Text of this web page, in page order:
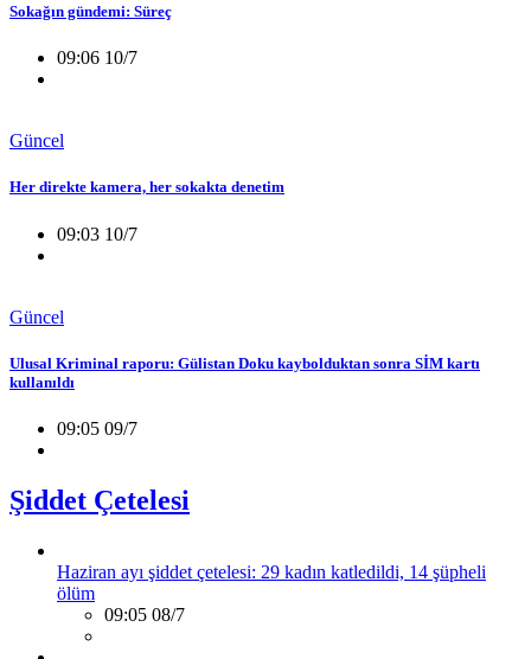
Sokağın gündemi: Süreç
09:06 10/7
Güncel
Her direkte kamera, her sokakta denetim
09:03 10/7
Güncel
Ulusal Kriminal raporu: Gülistan Doku kaybolduktan sonra SİM kartı
kullanıldı
09:05 09/7
Şiddet Çetelesi
Haziran ayı şiddet çetelesi: 29 kadın katledildi, 14 şüpheli
ölüm
09:05 08/7